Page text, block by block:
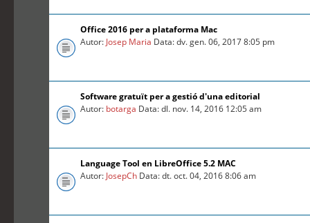
Office 2016 per a plataforma Mac
Autor: Josep Maria Data: dv. gen. 06, 2017 8:05 pm
Software gratuït per a gestió d'una editorial
Autor: botarga Data: dl. nov. 14, 2016 12:05 am
Language Tool en LibreOffice 5.2 MAC
Autor: JosepCh Data: dt. oct. 04, 2016 8:06 am